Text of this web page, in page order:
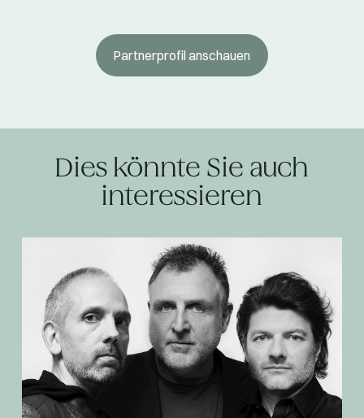
Partnerprofil anschauen
Dies könnte Sie auch
interessieren